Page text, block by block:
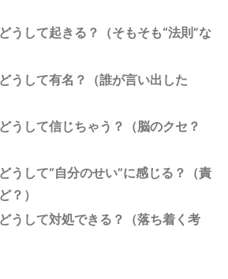
うして起きる？（そもそも“法則”な
うして有名？（誰が言い出した
うして信じちゃう？（脳のクセ？
うして“自分のせい”に感じる？（責
？）
うして対処できる？（落ち着く考